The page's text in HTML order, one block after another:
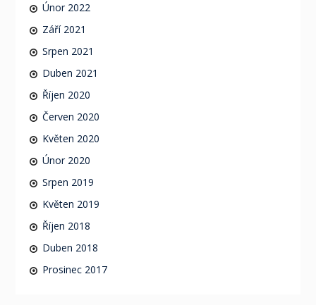
Únor 2022
Září 2021
Srpen 2021
Duben 2021
Říjen 2020
Červen 2020
Květen 2020
Únor 2020
Srpen 2019
Květen 2019
Říjen 2018
Duben 2018
Prosinec 2017